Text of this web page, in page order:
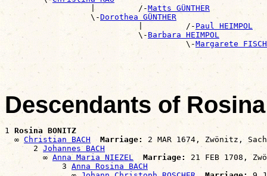
                  |         /-
Matts GÜNTHER
                  \-
Dorothea GÜNTHER
                            |         /-
Paul HEIMPOL
                            \-
Barbara HEIMPOL
                                      \-
Margarete
Descendants of
1 Rosina BONITZ
  ∞
Christian BACH Marriage:
2 MAR 1674, Zwönitz,
      2
Johannes BACH
        ∞
Anna Maria NIEZEL Marriage:
21 FEB 1708,
            3
Anna Rosina BACH